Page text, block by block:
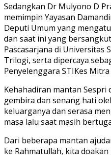
Sedangkan Dr Mulyono D
memimpin Yayasan
Deputi Umum yang
dan saat ini yang
Pascasarjana di Universitas
Trilogi, serta dipercaya
Penyelenggara STIKes Mitra
Kehahadiran mantan Sespri
gembira dan senang hati
keluarganya dan serasa
masa lalu saat masih
Dari beberapa mantan
ke Rahmatullah, kita